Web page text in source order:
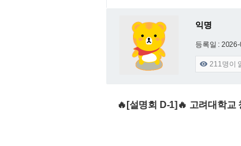
익명
등록일 :
 211명이
🔥[설명회 D-1]🔥 고려대학교